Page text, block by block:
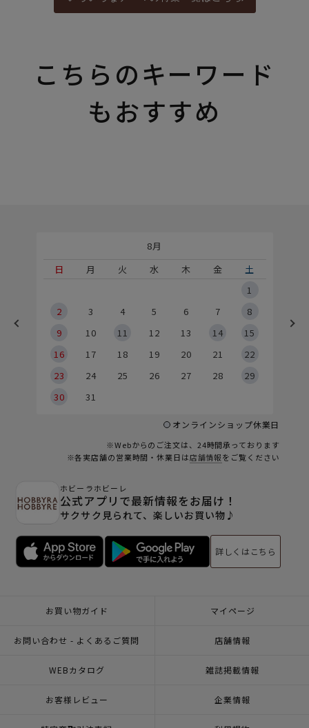
こちらのキーワード
もおすすめ
8月
日
月 火 水 木 金
土
1
2
3 4 5 6 7
8
9
10 11 12 13 14
15
16
17 18 19 20 21
22
23
24 25 26 27 28
29
30
31
オンラインショップ休業日
※Webからのご注文は、24時間承っております
※各実店舗の営業時間・休業日は店舗情報をご覧ください
ホビーラホビーレ
公式アプリで最新情報をお届け！
サクサク見られて、楽しいお買い物♪
詳しくはこちら
お買い物ガイド マイページ
お問い合わせ - よくあるご質問 店舗情報
WEBカタログ 雑誌掲載情報
お客様レビュー 企業情報